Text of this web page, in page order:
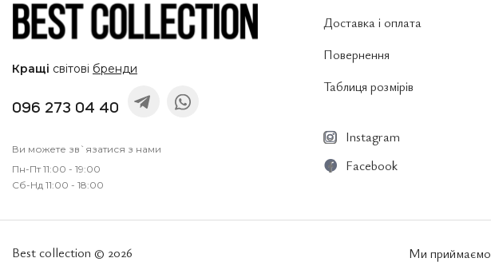
Кращі світові бренди
096 273 04 40
Ви можете зв`язатися з нами
Пн-Пт 11:00 - 19:00
Сб-Нд 11:00 - 18:00
Доставка і оплата
Повернення
Таблиця розмірів
Instagram
Facebook
Best collection © 2026 Ми приймаємо